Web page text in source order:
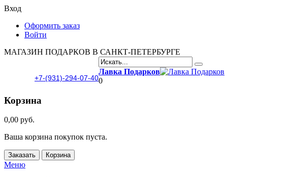
Вход
Оформить заказ
Войти
МАГАЗИН ПОДАРКОВ В САНКТ-ПЕТЕРБУРГЕ
+7-(931)-294-07-40
Лавка Подарков
0
Корзина
0,00 руб.
Ваша корзина покупок пуста.
Заказать Корзина
Меню